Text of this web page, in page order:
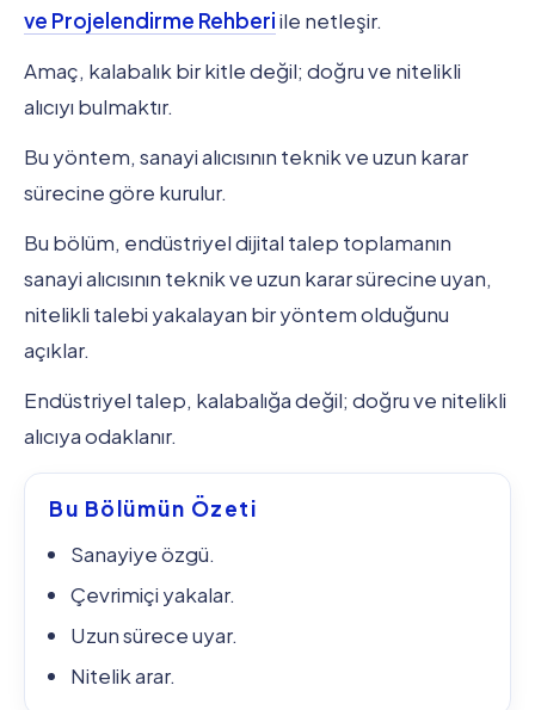
ve Projelendirme Rehberiile netleşir.
Amaç, kalabalık bir kitle değil; doğru ve nitelikli
alıcıyı bulmaktır.
Bu yöntem, sanayi alıcısının teknik ve uzun karar
sürecine göre kurulur.
Bu bölüm, endüstriyel dijital talep toplamanın
sanayi alıcısının teknik ve uzun karar sürecine uyan,
nitelikli talebi yakalayan bir yöntem olduğunu
açıklar.
Endüstriyel talep, kalabalığa değil; doğru ve nitelikli
alıcıya odaklanır.
Bu Bölümün Özeti
Sanayiye özgü.
Çevrimiçi yakalar.
Uzun sürece uyar.
Nitelik arar.